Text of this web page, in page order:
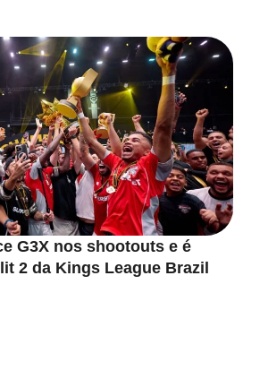
G3X nos shootouts e é
2 da Kings League Brazil